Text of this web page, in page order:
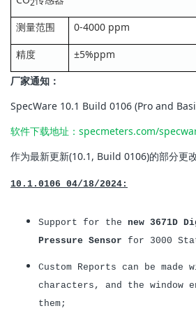
测量范围 0-4000 ppm
精度
±5%ppm
厂家通知：
SpecWare 10.1 Build 0106 (Pro and
软件下载地址： specmeters.com/
作为最新更新(10.1, Build 0106)的部分更
10.1.0106 04/18/2024:
Support for the new 3671D
Pressure Sensor for 3000
Custom Reports can be made
characters, and the window
them ;